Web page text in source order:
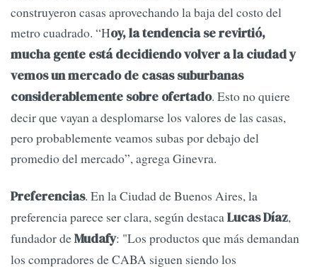
construyeron casas aprovechando la baja del costo del
metro cuadrado. “Hoy, la tendencia se revirtió,
mucha gente está decidiendo volver a la ciudad y
vemos un mercado de casas suburbanas
considerablemente sobre ofertado. Esto no quiere
decir que vayan a desplomarse los valores de las casas,
pero probablemente veamos subas por debajo del
promedio del mercado”, agrega Ginevra.
Preferencias. En la Ciudad de Buenos Aires, la
preferencia parece ser clara, según destacaLucas Díaz,
fundador deMudafy: "Los productos que más demandan
los compradores de CABA siguen siendo los